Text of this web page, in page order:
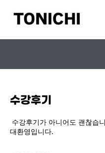
로
뛰
수강후기
수강후기가 아니어도 괜찮습
대환영입니다.